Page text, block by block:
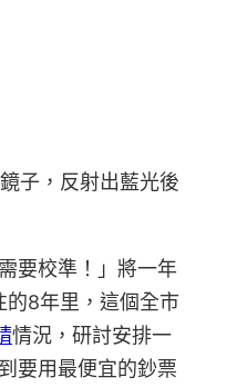
子，反射出藍光後
要校準！」將一年
的8年里，這個全市
情況，研討安排一
要用最便宜的鈔票